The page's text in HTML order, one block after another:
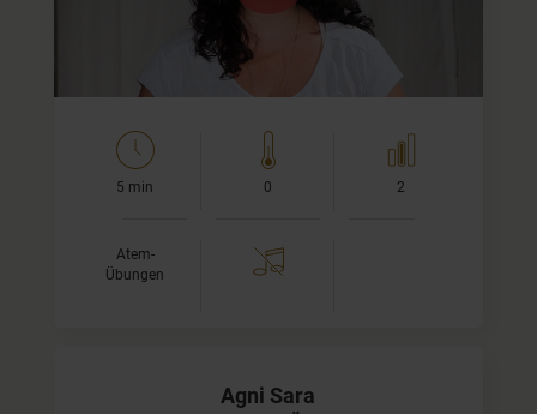
Tutorial von Brahma Mudra
an und…
5 min 0 2
Atem-
Übungen
Agni Sara